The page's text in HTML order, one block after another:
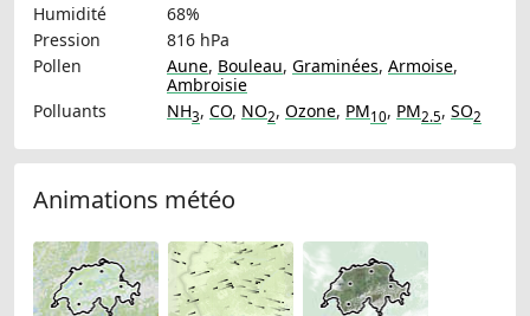
Humidité
68%
Pression
816 hPa
Pollen
Aune, Bouleau, Graminées, Armoise,
Ambroisie
Polluants
NH3, CO, NO2, Ozone, PM10, PM2.5, SO2
Animations météo